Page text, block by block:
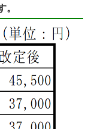
。